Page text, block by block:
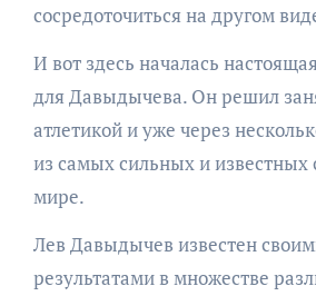
сосредоточиться на другом
И вот здесь началась
для Давыдычева. Он решил
атлетикой и уже через
из самых сильных и известных
мире.
Лев Давыдычев известен
результатами в множестве